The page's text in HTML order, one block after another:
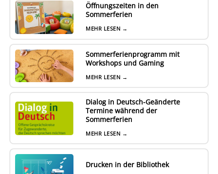
Öffnungszeiten in den
Sommerferien
MEHR LESEN →
Sommerferienprogramm mit
Workshops und Gaming
MEHR LESEN →
Dialog in Deutsch-Geänderte
Termine während der
Sommerferien
MEHR LESEN →
Drucken in der Bibliothek